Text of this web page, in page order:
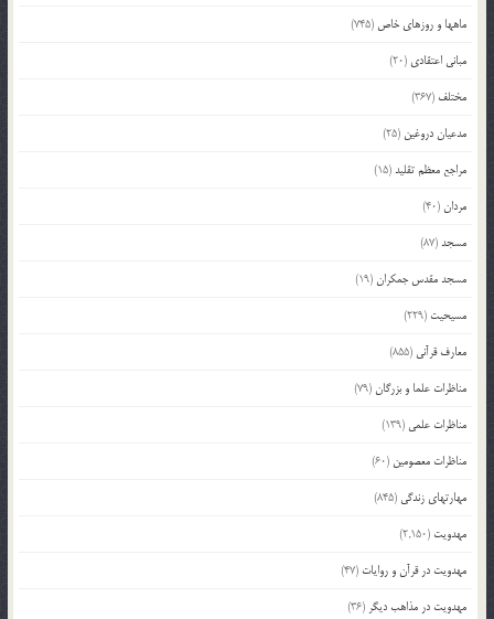
ماهها و روزهای خاص (745)
مبانی اعتقادی (20)
مختلف (367)
مدعیان دروغین (25)
مراجع معظم تقلید(15)
مردان(40)
مسجد(87)
مسجد مقدس جمکران(19)
مسیحیت (229)
معارف قرآنی (855)
مناظرات علما و بزرگان(79)
مناظرات علمی (139)
مناظرات معصومین (60)
مهارتهای زندگی (845)
مهدویت (2,150)
مهدویت در قرآن و روایات (47)
مهدویت در مذاهب دیگر (36)